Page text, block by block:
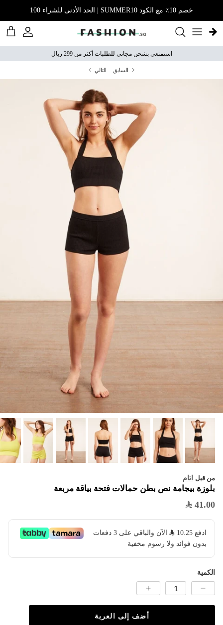
خصم 10٪ مع الكود SUMMER10 | الحد الأدنى للشراء 100
الحساب
استمتعي بشحن مجاني للطلبات أكثر من 299 ريال
السابق التالي
من قبل اتام
بلوزة بيجامة نص بطن حمالات فتحة بياقة مربعة
41.00
ادفع 10.25
​ الآن والباقي على 3 دفعات
بدون فوائد ولا رسوم مخفية
الكمية
أضف إلى العربة